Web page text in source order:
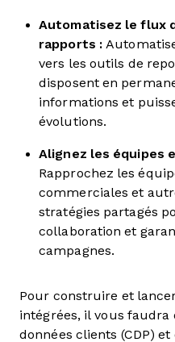
Automatisez le flux
rapports :
vers les outils de
disposent en
informations et
évolutions.
Alignez les équipes
Rapprochez les
commerciales et
stratégies partagés
collaboration et
campagnes.
Pour construire et
intégrées, il vous faudra
données clients (CDP) et